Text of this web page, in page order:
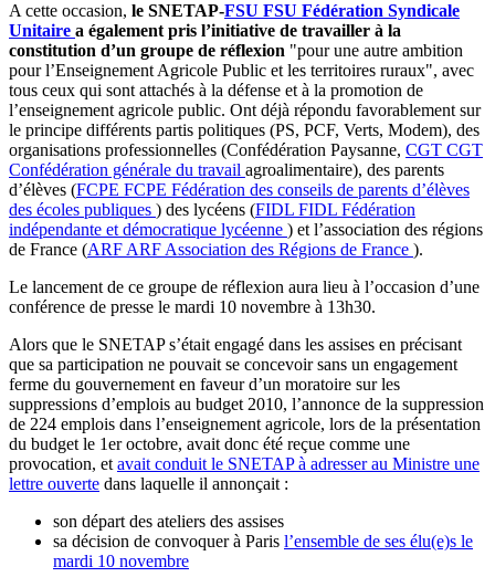
A cette occasion, le SNETAP-FSU FSU Fédération Syndicale
Unitaire a également pris l’initiative de travailler à la
constitution d’un groupe de réflexion "pour une autre ambition
pour l’Enseignement Agricole Public et les territoires ruraux", avec
tous ceux qui sont attachés à la défense et à la promotion de
l’enseignement agricole public. Ont déjà répondu favorablement sur
le principe différents partis politiques (PS, PCF, Verts, Modem), des
organisations professionnelles (Confédération Paysanne, CGT CGT
Confédération générale du travail agroalimentaire), des parents
d’élèves (FCPE FCPE Fédération des conseils de parents d’élèves
des écoles publiques ) des lycéens (FIDL FIDL Fédération
indépendante et démocratique lycéenne ) et l’association des régions
de France (ARF ARF Association des Régions de France ).
Le lancement de ce groupe de réflexion aura lieu à l’occasion d’une
conférence de presse le mardi 10 novembre à 13h30.
Alors que le SNETAP s’était engagé dans les assises en précisant
que sa participation ne pouvait se concevoir sans un engagement
ferme du gouvernement en faveur d’un moratoire sur les
suppressions d’emplois au budget 2010, l’annonce de la suppression
de 224 emplois dans l’enseignement agricole, lors de la présentation
du budget le 1er octobre, avait donc été reçue comme une
provocation, et avait conduit le SNETAP à adresser au Ministre une
lettre ouverte dans laquelle il annonçait :
son départ des ateliers des assises
sa décision de convoquer à Paris l’ensemble de ses élu(e)s le
mardi 10 novembre